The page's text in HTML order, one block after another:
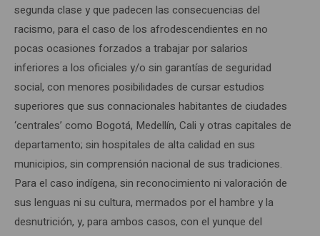
segunda clase y que padecen las consecuencias del
racismo, para el caso de los afrodescendientes en no
pocas ocasiones forzados a trabajar por salarios
inferiores a los oficiales y/o sin garantías de seguridad
social, con menores posibilidades de cursar estudios
superiores que sus connacionales habitantes de ciudades
‘centrales’ como Bogotá, Medellín, Cali y otras capitales de
departamento; sin hospitales de alta calidad en sus
municipios, sin comprensión nacional de sus tradiciones.
Para el caso indígena, sin reconocimiento ni valoración de
sus lenguas ni su cultura, mermados por el hambre y la
desnutrición, y, para ambos casos, con el yunque del